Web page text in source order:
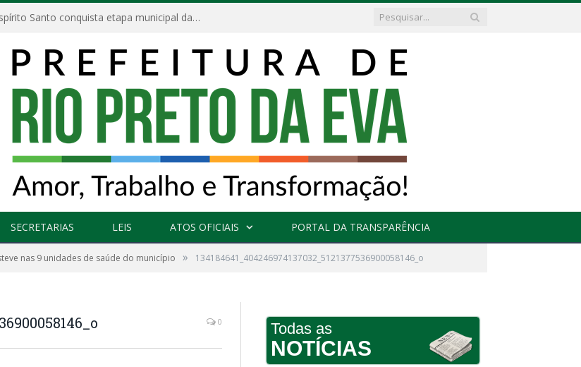
Escola Municipal Divino Espírito Santo conquista etapa municipal da V Feira Amazonense de Matemática
SECRETARIAS LEIS ATOS OFICIAIS PORTAL DA TRANSPARÊNCIA
nas 9 unidades de saúde do município » 134184641_404246974137032_5121377536900058146_o
0 Todas as
NOTÍCIAS